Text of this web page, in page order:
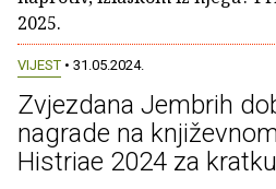
2025.
VIJEST • 31.05.2024.
Zvjezdana Jembrih
nagrade na
Histriae 2024 za